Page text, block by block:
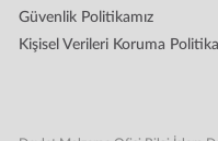
Güvenlik Politikamız
Kişisel Verileri Koruma